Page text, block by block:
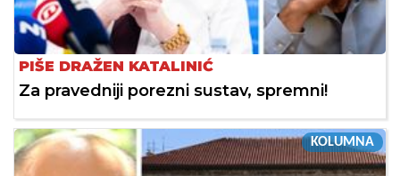
PIŠE DRAŽEN KATALINIĆ
Za pravedniji porezni sustav, spremni!
KOLUMNA